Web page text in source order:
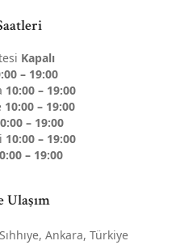
Kapalı
– 19:00
10:00 – 19:00
10:00 – 19:00
– 19:00
10:00 – 19:00
– 19:00
Ulaşım
Ankara, Türkiye